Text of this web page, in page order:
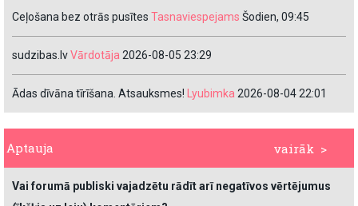
Ceļošana bez otrās pusītes Tasnaviespejams Šodien, 09:45
sudzibas.lvVārdotāja 2026-08-05 23:29
Ādas dīvāna tīrīšana. Atsauksmes! Lyubimka 2026-08-04 22:01
vairāk >
Aptauja
Vai forumā publiski vajadzētu rādīt arī negatīvos vērtējumus